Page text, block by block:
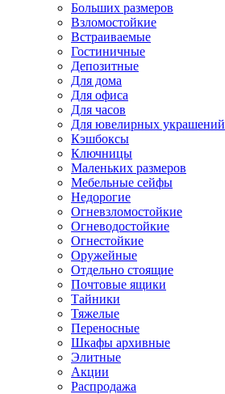
Больших размеров
Взломостойкие
Встраиваемые
Гостиничные
Депозитные
Для дома
Для офиса
Для часов
Для ювелирных украшений
Кэшбоксы
Ключницы
Маленьких размеров
Мебельные сейфы
Недорогие
Огневзломостойкие
Огневодостойкие
Огнестойкие
Оружейные
Отдельно стоящие
Почтовые ящики
Тайники
Тяжелые
Переносные
Шкафы архивные
Элитные
Акции
Распродажа